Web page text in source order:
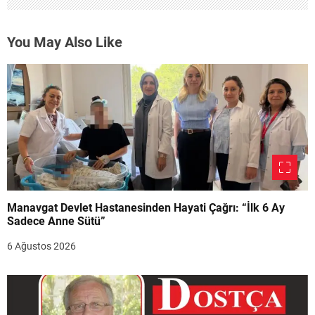
You May Also Like
Manavgat Devlet Hastanesinden Hayati Çağrı: “İlk 6 Ay
Sadece Anne Sütü”
6 Ağustos 2026